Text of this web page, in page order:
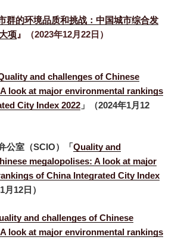
群的环境品质和挑战：中国城市综合发
项 』（2023年12月22日）
and challenges of Chinese
look at major environmental rankings
City Index 2022 」（2024年1月12
公室（SCIO）「Quality and
megalopolises: A look at major
of China Integrated City Index
月12日）
and challenges of Chinese
look at major environmental rankings